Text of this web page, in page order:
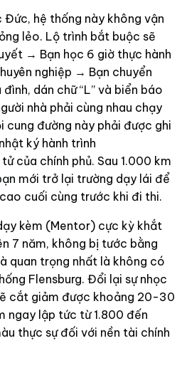
Đức, hệ thống này không vận
lẻo. Lộ trình bắt buộc sẽ
→ Bạn học 6 giờ thực hành
nghiệp → Bạn chuyển
dán chữ “L” và biển báo
nhà phải cùng nhau chạy
cung đường này phải được ghi
ký hành trình
của chính phủ. Sau 1.000 km
mới trở lại trường dạy lái để
cuối cùng trước khi đi thi.
kèm (Mentor) cực kỳ khắt
7 năm, không bị tước bằng
quan trọng nhất là không có
Flensburg. Đổi lại sự nhọc
cắt giảm được khoảng 20-30
ngay lập tức từ 1.800 đến
thực sự đối với nền tài chính